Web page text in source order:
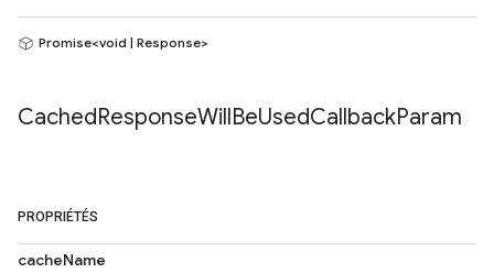
Promise<void | Response>
CachedResponseWillBeUsedCallbackParam
PROPRIÉTÉS
cacheName